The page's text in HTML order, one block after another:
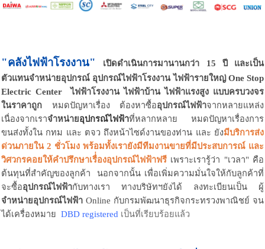
"คลังไฟฟ้าโรงงาน" เปิดดำเนินการมานานกว่า 15 ปี
และเป็น
ตัวแทนจำหน่ายอุปกรณ์ อุปกรณ์ไฟฟ้าโรงงาน ไฟฟ้ารายใหญ่ One Stop
Electric Center ไฟฟ้าโรงงาน ไฟฟ้าบ้าน ไฟฟ้าแรงสูง แบบครบวงจร
ในราคาถูก หมดปัญหาเรื่อง ต้องหาซื้ออุปกรณ์ไฟฟ้าจากหลายแหล่ง
เนื่องจากเราจำหน่ายอุปกรณ์ไฟฟ้าที่หลากหลาย
หมดปัญหาเรื่องการ
ขนส่งทั้งใน กทม และ ตจว ถึงหน้าไซด์งานของท่าน และ ยังมีบริการส่ง
ด่วนภายใน 2 ชั่วโมง พร้อมทั้งเรายังมีทีมงานขายที่มีประสบการณ์ และ
วิศวกรคอยให้คำปรึกษาเรื่่องอุปกรณ์ไฟฟ้าฟรี เพราะเรารู้ว่า "เวลา" คือ
ต้นทุนที่สำคัญของลูกค้า นอกจากนั้น เพื่อเพิ่มความมั่นใจให้กับลูกค้าที่
จะซื้ออุปกรณ์ไฟฟ้ากับทางเรา ทางบริษัทฯยังได้ ลงทะเบียนเป็น ผู้
จำหน่ายอุปกรณ์ไฟฟ้า Online กับกรมพัฒนาธุรกิจกระทรวงพาณิชย์ จน
ได้เครื่องหมาย DBD registered เป็นที่เรียบร้อยแล้ว